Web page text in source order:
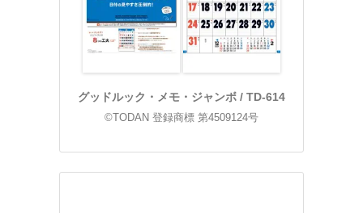
グッドルック・メモ・ジャンボ / TD-614
©TODAN 登録商標 第4509124号